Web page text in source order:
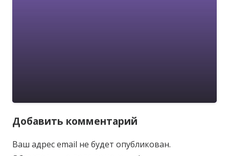
Добавить комментарий
Ваш адрес email не будет опубликован.